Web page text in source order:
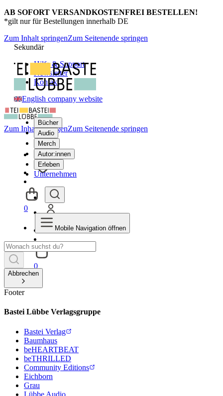
AB SOFORT VERSANDKOSTENFREI BESTELLEN!
*gilt nur für Bestellungen innerhalb DE
Zum Inhalt springenZum Seitenende springen
Sekundär
Hilfe & Support
Newsletter
Kontakt
English company website
Bücher
Audio
Merch
Autor:innen
Erleben
Unternehmen
0
Zum Inhalt springenZum Seitenende springen
0
Mobile Navigation öffnen
Abbrechen
Footer
Bastei Lübbe Verlagsgruppe
Bastei Verlag
Baumhaus
beHEARTBEAT
beTHRILLED
Community Editions
Eichborn
Grau
Lübbe Audio